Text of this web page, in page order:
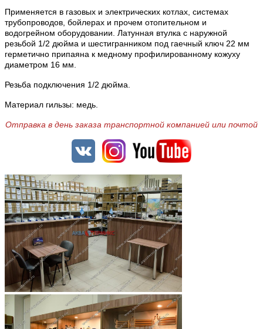
Применяется в газовых и электрических котлах, системах
трубопроводов, бойлерах и прочем отопительном и
водогрейном оборудовании. Латунная втулка с наружной
резьбой 1/2 дюйма и шестигранником под гаечный ключ 22 мм
герметично припаяна к медному профилированному кожуху
диаметром 16 мм.
Резьба подключения 1/2 дюйма.
Материал гильзы: медь.
Отправка в день заказа транспортной компанией или почтой